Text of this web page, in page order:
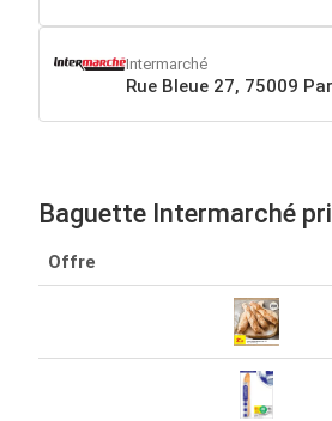
Intermarché
Rue Bleue 27, 75009
Baguette Intermarché
Offre